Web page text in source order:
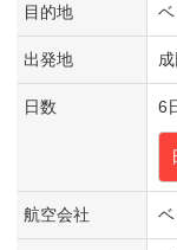
目的地
出発地 成
日数 6
航空会社